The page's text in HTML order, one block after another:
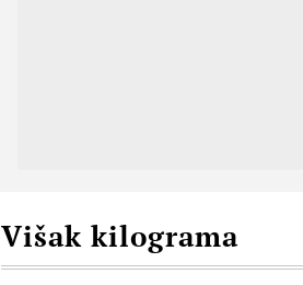
Višak kilograma